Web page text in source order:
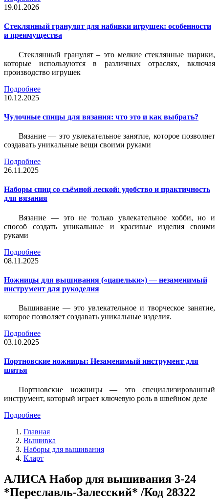
19.01.2026
Стеклянный гранулят для набивки игрушек: особенности
и преимущества
Стеклянный гранулят – это мелкие стеклянные шарики,
которые используются в различных отраслях, включая
производство игрушек
Подробнее
10.12.2025
Чулочные спицы для вязания: что это и как выбрать?
Вязание — это увлекательное занятие, которое позволяет
создавать уникальные вещи своими руками
Подробнее
26.11.2025
Наборы спиц со съёмной леской: удобство и практичность
для вязания
Вязание — это не только увлекательное хобби, но и
способ создать уникальные и красивые изделия своими
руками
Подробнее
08.11.2025
Ножницы для вышивания («цапельки») — незаменимый
инструмент для рукоделия
Вышивание — это увлекательное и творческое занятие,
которое позволяет создавать уникальные изделия.
Подробнее
03.10.2025
Портновские ножницы: Незаменимый инструмент для
шитья
Портновские ножницы — это специализированный
инструмент, который играет ключевую роль в швейном деле
Подробнее
Главная
Вышивка
Наборы для вышивания
Кларт
АЛИСА Набор для вышивания 3-24
*Переславль-Залесский* /Код 28322